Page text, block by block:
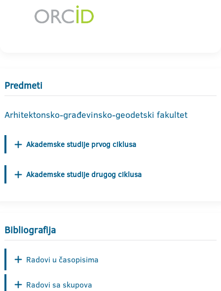
Predmeti
Arhitektonsko-građevinsko-geodetski fakultet
Akademske studije prvog ciklusa
Akademske studije drugog ciklusa
Bibliografija
Radovi u časopisima
Radovi sa skupova